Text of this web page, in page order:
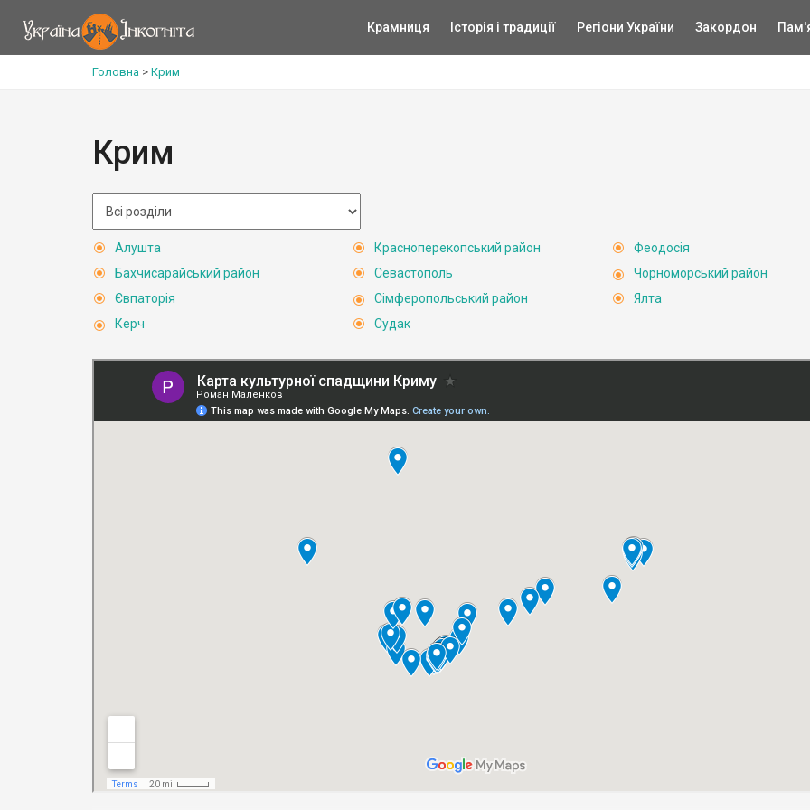
Крамниця Історія і традиції Регіони України Закордон
Головна > Крим
Крим
Алушта
Бахчисарайський район
Євпаторія
Керч
Красноперекопський район
Севастополь
Сімферопольський район
Судак
Феодосія
Чорноморський район
Ялта